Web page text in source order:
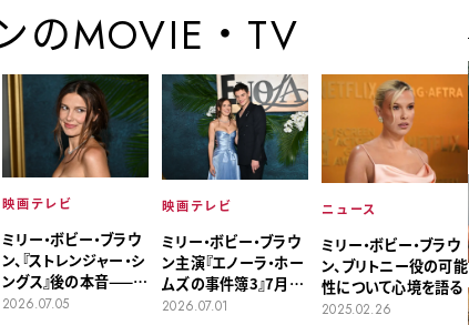
のMOVIE・TV
映画テレビ
ミリー・ボビー・ブラウ
ン、『ストレンジャー・シ
ングス』後の本音——
「イレブンの30代を見
2026.07.05
映画テレビ
ミリー・ボビー・ブラウ
ン主演『エノーラ・ホー
ムズの事件簿3』7月1
日世界同時配信
2026.07.01
ニュース
ミリー・ボビー・ブラウ
ン、ブリトニー役の可能
性について心境を語る
2025.02.26